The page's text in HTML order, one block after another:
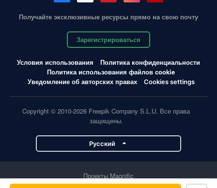
Получайте эксклюзивные ресурсы прямо на свою почту
Зарегистрироваться
Условия использования
Политика конфиденциальности
Политика использования файлов cookie
Уведомление об авторских правах
Cookies settings
Copyright © 2010-2026 Freepik Company S.L.U. Все права
защищены.
Pусский
Проекты Magnific